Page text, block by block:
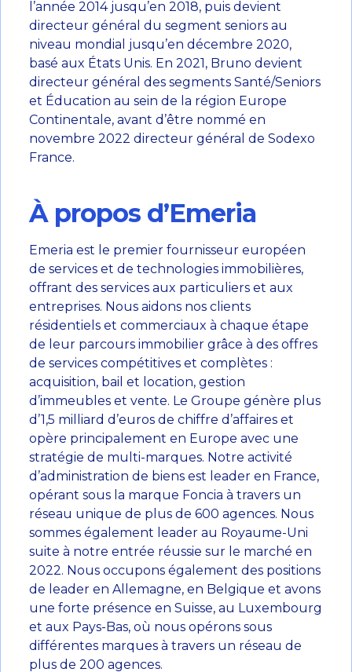
l’année 2014 jusqu’en 2018, puis devient
directeur général du segment seniors au
niveau mondial jusqu’en décembre 2020,
basé aux États Unis. En 2021, Bruno devient
directeur général des segments Santé/Seniors
et Éducation au sein de la région Europe
Continentale, avant d’être nommé en
novembre 2022 directeur général de Sodexo
France.
À propos d’Emeria
Emeria est le premier fournisseur européen
de services et de technologies immobilières,
offrant des services aux particuliers et aux
entreprises. Nous aidons nos clients
résidentiels et commerciaux à chaque étape
de leur parcours immobilier grâce à des offres
de services compétitives et complètes :
acquisition, bail et location, gestion
d’immeubles et vente. Le Groupe génère plus
d’1,5 milliard d’euros de chiffre d’affaires et
opère principalement en Europe avec une
stratégie de multi-marques. Notre activité
d’administration de biens est leader en France,
opérant sous la marque Foncia à travers un
réseau unique de plus de 600 agences. Nous
sommes également leader au Royaume-Uni
suite à notre entrée réussie sur le marché en
2022. Nous occupons également des positions
de leader en Allemagne, en Belgique et avons
une forte présence en Suisse, au Luxembourg
et aux Pays-Bas, où nous opérons sous
différentes marques à travers un réseau de
plus de 200 agences.